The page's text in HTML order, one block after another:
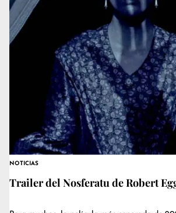
NOTICIAS
Trailer del Nosferatu de Robert